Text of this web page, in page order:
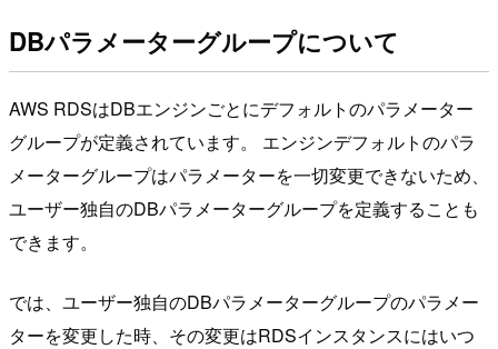
DBパラメーターグループについて
AWS RDSはDBエンジンごとにデフォルトのパラメーター
グループが定義されています。 エンジンデフォルトのパラ
メーターグループはパラメーターを一切変更できないため、
ユーザー独自のDBパラメーターグループを定義することも
できます。
では、ユーザー独自のDBパラメーターグループのパラメー
ターを変更した時、その変更はRDSインスタンスにはいつ